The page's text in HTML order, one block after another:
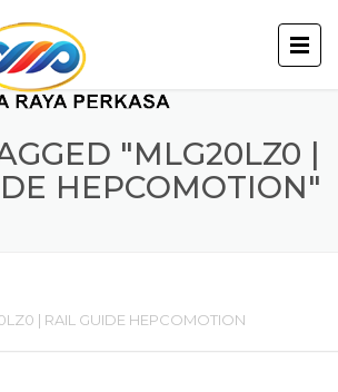
"MLG20LZ0 |
HEPCOMOTION"
| RAIL GUIDE HEPCOMOTION